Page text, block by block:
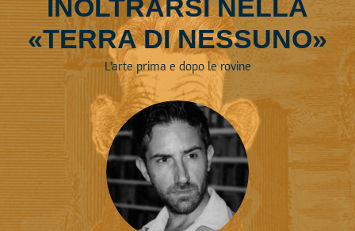
INOLTRARSI NELLA
«TERRA DI NESSUNO»
L’arte prima e dopo le rovine